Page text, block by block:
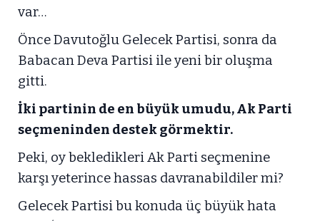
var…
Önce Davutoğlu Gelecek Partisi, sonra da
Babacan Deva Partisi ile yeni bir oluşma
gitti.
İki partinin de en büyük umudu, Ak Parti
seçmeninden destek görmektir.
Peki, oy bekledikleri Ak Parti seçmenine
karşı yeterince hassas davranabildiler mi?
Gelecek Partisi bu konuda üç büyük hata